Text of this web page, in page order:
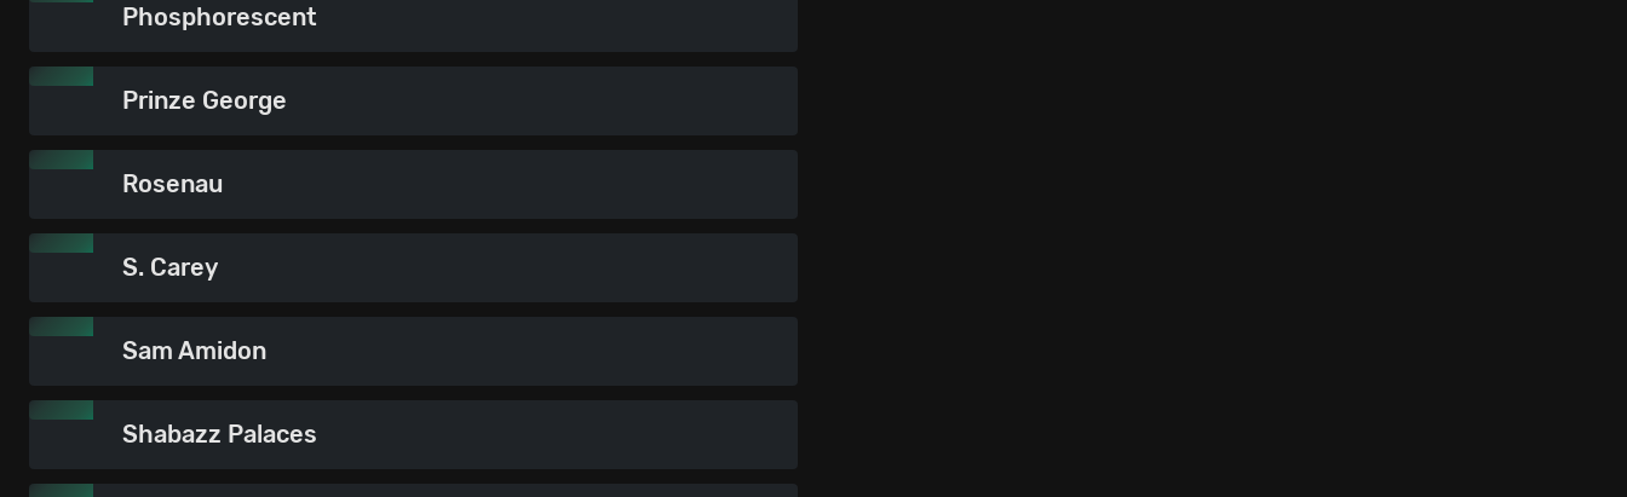
Phosphorescent
Prinze George
Rosenau
S. Carey
Sam Amidon
Shabazz Palaces